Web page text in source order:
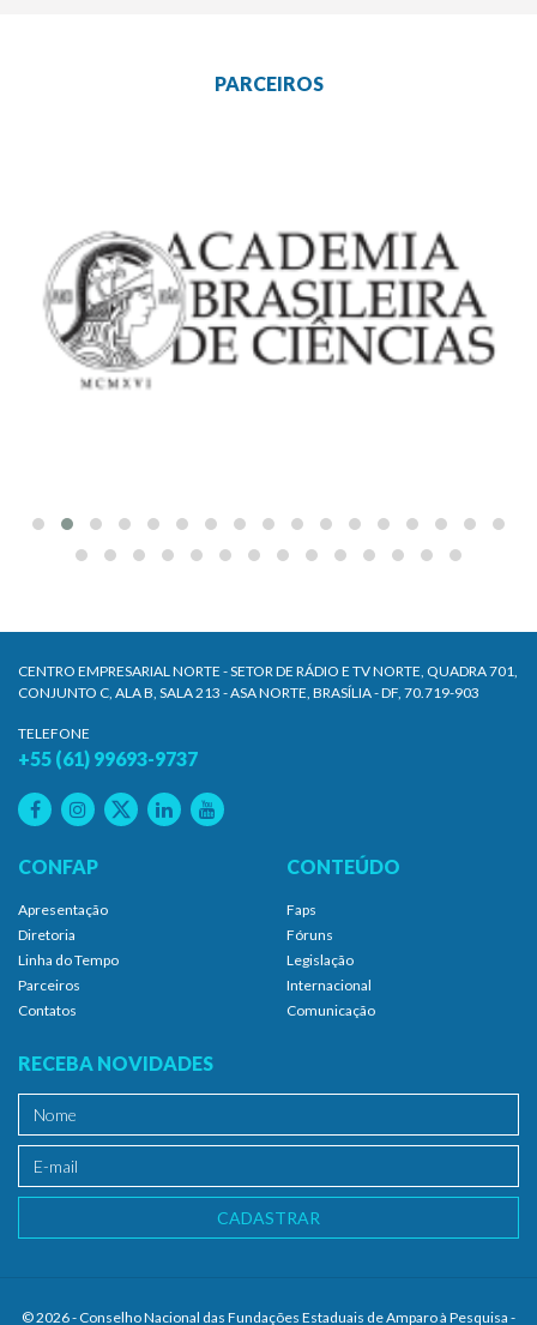
PARCEIROS
CENTRO EMPRESARIAL NORTE - SETOR DE RÁDIO E TV NORTE, QUADRA 701,
CONJUNTO C, ALA B, SALA 213 - ASA NORTE, BRASÍLIA - DF, 70.719-903
TELEFONE
+55 (61) 99693-9737
CONFAP
Apresentação
Diretoria
Linha do Tempo
Parceiros
Contatos
CONTEÚDO
Faps
Fóruns
Legislação
Internacional
Comunicação
RECEBA NOVIDADES
CADASTRAR
© 2026 - Conselho Nacional das Fundações Estaduais de Amparo à Pesquisa -